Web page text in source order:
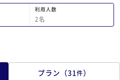
利用人数
2名
プラン （31 件）